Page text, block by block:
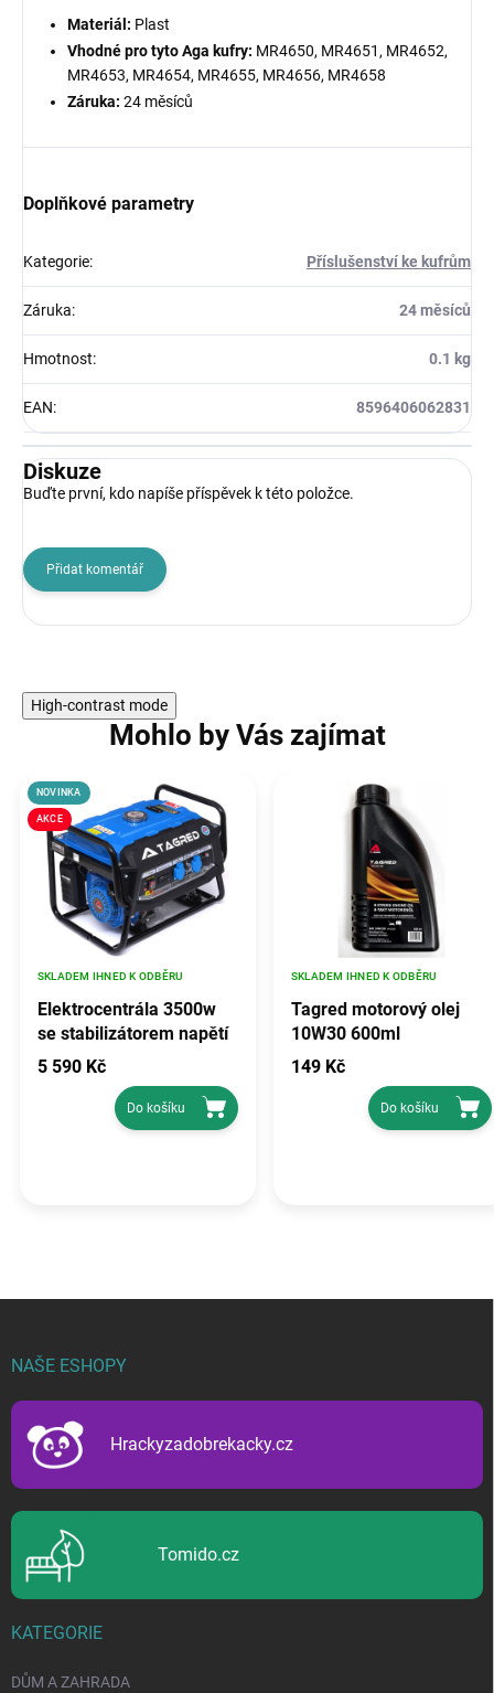
Materiál: Plast
Vhodné pro tyto Aga kufry: MR4650, MR4651, MR4652,
MR4653, MR4654, MR4655, MR4656, MR4658
Záruka: 24 měsíců
Doplňkové parametry
Kategorie: Příslušenství ke kufrům
Záruka: 24 měsíců
Hmotnost: 0.1 kg
EAN: 8596406062831
Diskuze
Buďte první, kdo napíše příspěvek k této položce.
Přidat komentář
High-contrast mode
Mohlo by Vás zajímat
AKCE
NOVINKA
Elektrocentrála 3500w
se stabilizátorem napětí
avr, TAGRED TA3500GHX
SKLADEM IHNED K ODBĚRU
5 590 Kč
Do košíku
Tagred motorový olej
10W30 600ml
SKLADEM IHNED K ODBĚRU
149 Kč
Do košíku
NAŠE ESHOPY
Hrackyzadobrekacky.cz
Tomido.cz
KATEGORIE
DŮM A ZAHRADA